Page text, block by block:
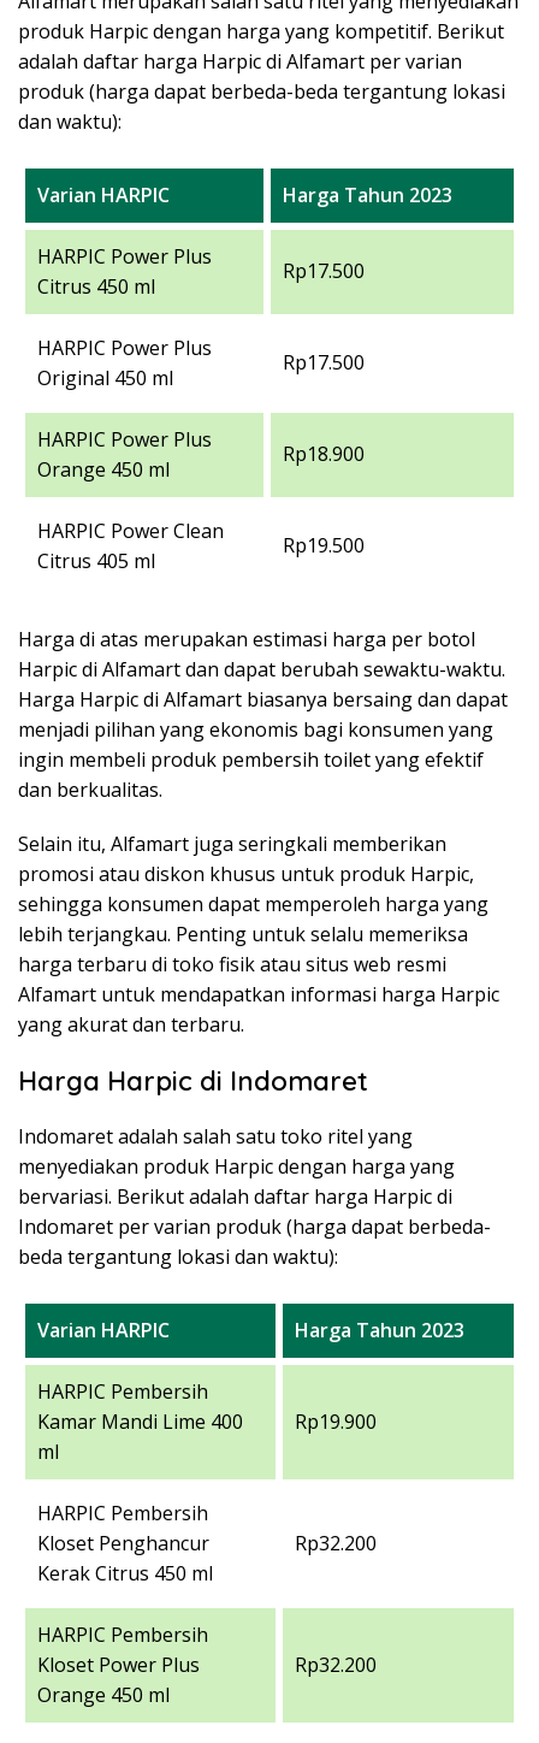
produk Harpic dengan harga yang kompetitif. Berikut
adalah daftar harga Harpic di Alfamart per varian
produk (harga dapat berbeda-beda tergantung lokasi
dan waktu):
Varian HARPIC Harga Tahun 2023
HARPIC Power Plus
Citrus 450 ml
Rp17.500
HARPIC Power Plus
Original 450 ml
Rp17.500
HARPIC Power Plus
Orange 450 ml
Rp18.900
HARPIC Power Clean
Citrus 405 ml
Rp19.500
Harga di atas merupakan estimasi harga per botol
Harpic di Alfamart dan dapat berubah sewaktu-waktu.
Harga Harpic di Alfamart biasanya bersaing dan dapat
menjadi pilihan yang ekonomis bagi konsumen yang
ingin membeli produk pembersih toilet yang efektif
dan berkualitas.
Selain itu, Alfamart juga seringkali memberikan
promosi atau diskon khusus untuk produk Harpic,
sehingga konsumen dapat memperoleh harga yang
lebih terjangkau. Penting untuk selalu memeriksa
harga terbaru di toko fisik atau situs web resmi
Alfamart untuk mendapatkan informasi harga Harpic
yang akurat dan terbaru.
Harga Harpic di Indomaret
Indomaret adalah salah satu toko ritel yang
menyediakan produk Harpic dengan harga yang
bervariasi. Berikut adalah daftar harga Harpic di
Indomaret per varian produk (harga dapat berbeda-
beda tergantung lokasi dan waktu):
Varian HARPIC Harga Tahun 2023
HARPIC Pembersih
Kamar Mandi Lime 400
ml
Rp19.900
HARPIC Pembersih
Kloset Penghancur
Kerak Citrus 450 ml
Rp32.200
HARPIC Pembersih
Kloset Power Plus
Orange 450 ml
Rp32.200